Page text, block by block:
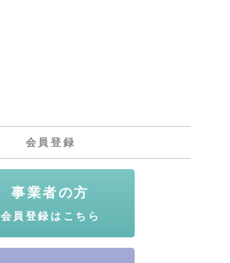
会員登録
事業者の方
会員登録はこちら